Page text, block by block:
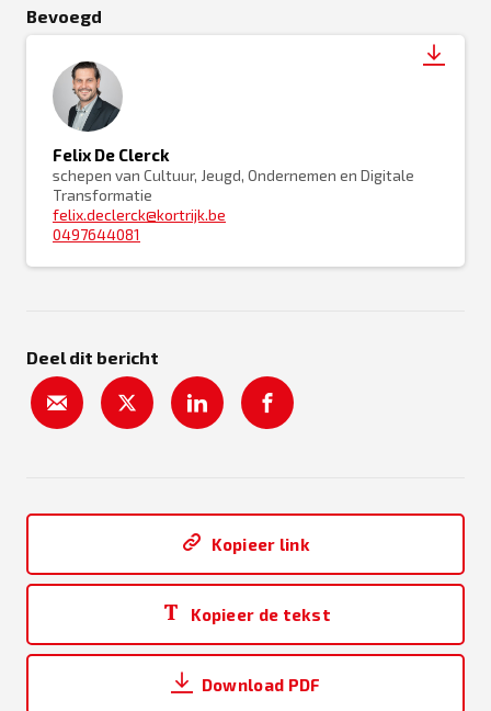
Bevoegd
Felix De Clerck
schepen van Cultuur, Jeugd, Ondernemen en Digitale
Transformatie
felix.declerck@kortrijk.be
0497644081
Deel dit bericht
Kopieer link
Kopieer de tekst
Download PDF